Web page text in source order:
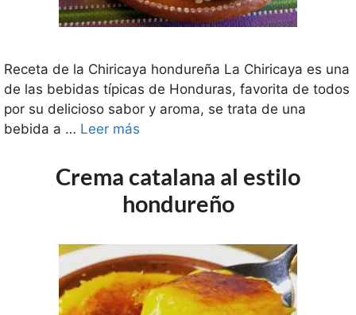
Receta de la Chiricaya hondureña La Chiricaya es una
de las bebidas típicas de Honduras, favorita de todos
por su delicioso sabor y aroma, se trata de una
bebida a … Leer más
Crema catalana al estilo
hondureño